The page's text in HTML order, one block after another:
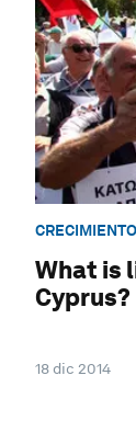
What is
Cyprus?
18 dic 2014